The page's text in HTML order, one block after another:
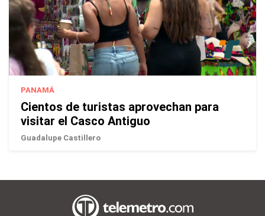
PANAMÁ
Cientos de turistas aprovechan para
visitar el Casco Antiguo
Guadalupe Castillero